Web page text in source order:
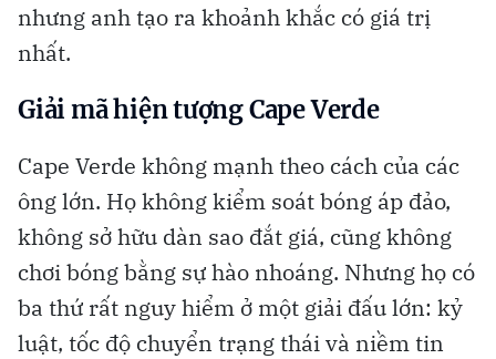
nhưng anh tạo ra khoảnh khắc có giá trị
nhất.
Giải mã hiện tượng Cape Verde
Cape Verde không mạnh theo cách của các
ông lớn. Họ không kiểm soát bóng áp đảo,
không sở hữu dàn sao đắt giá, cũng không
chơi bóng bằng sự hào nhoáng. Nhưng họ có
ba thứ rất nguy hiểm ở một giải đấu lớn: kỷ
luật, tốc độ chuyển trạng thái và niềm tin